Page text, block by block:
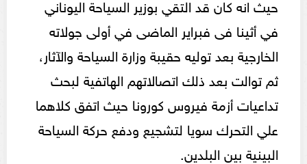
حيث انه كان قد التقي بوزير السياحة اليوناني
في أثينا فى فبراير الماضى في أولى جولاته
الخارجية بعد توليه حقيبة وزارة السياحة والآثار،
ثم توالت بعد ذلك اتصالاتهم الهاتفية لبحث
تداعيات أزمة فيروس كورونا حيث اتفق كلاهما
علي التحرك سويا لتشجيع ودفع حركة السياحة
البينية بين البلدين.